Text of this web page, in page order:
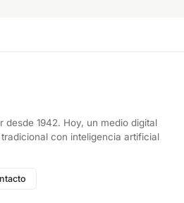
desde 1942. Hoy, un medio digital
con inteligencia artificial